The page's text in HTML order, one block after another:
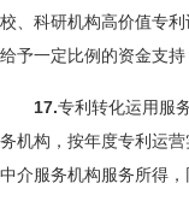
校、科研机构高价值专
给予一定比例的资金支
17.专利转化运用服
务机构，按年度专利运
中介服务机构服务所得